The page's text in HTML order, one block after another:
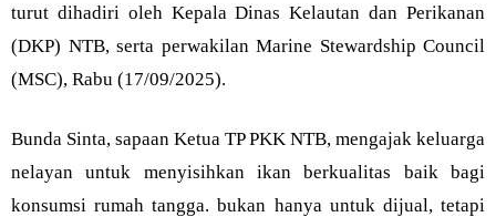
turut dihadiri oleh Kepala Dinas Kelautan dan Perikanan
(DKP) NTB, serta perwakilan Marine Stewardship Council
(MSC), Rabu (17/09/2025).
Bunda Sinta, sapaan Ketua TP PKK NTB, mengajak keluarga
nelayan untuk menyisihkan ikan berkualitas baik bagi
konsumsi rumah tangga. bukan hanya untuk dijual, tetapi